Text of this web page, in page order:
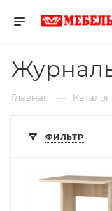
Главная — Каталог
ФИЛЬТР